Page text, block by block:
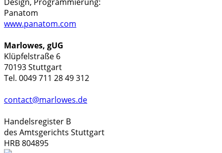
Panatom
www.panatom.com
Marlowes, gUG
Klüpfelstraße 6
70193 Stuttgart
Tel. 0049 711 28 49 312
contact@marlowes.de
Handelsregister B
des Amtsgerichts Stuttgart
HRB 804895